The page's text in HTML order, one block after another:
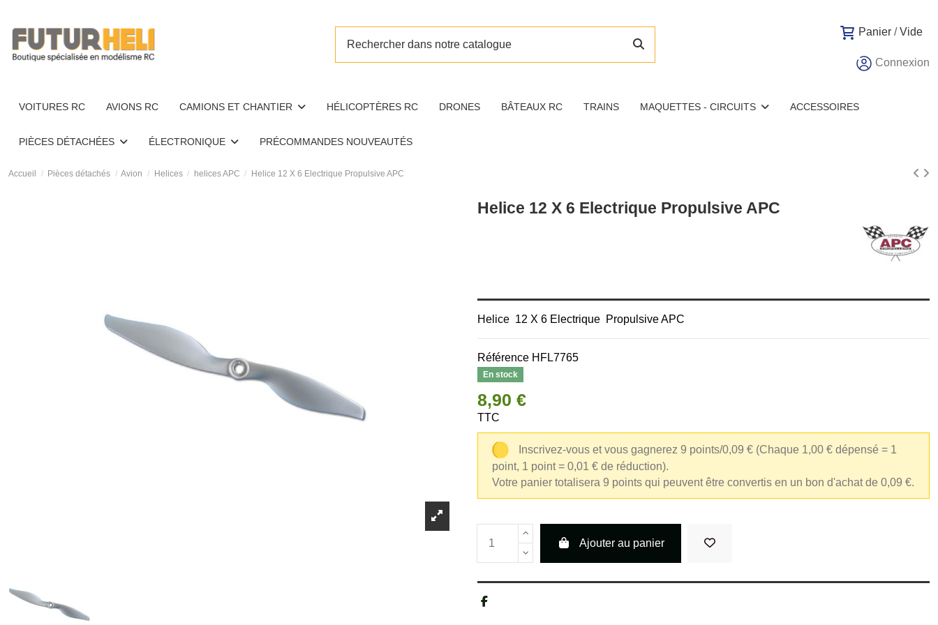
Panier /Vide
Connexion
VOITURES RC AVIONS RC CAMIONS ET CHANTIER HÉLICOPTÈRES RC DRONES BÂTEAUX RC TRAINS MAQUETTES - CIRCUITS ACCESSOIRES
PIÈCES DÉTACHÉES ÉLECTRONIQUE PRÉCOMMANDES NOUVEAUTÉS
Accueil Pièces détachés Avion Helices helices APC Helice 12 X 6 Electrique Propulsive APC
Helice 12 X 6 Electrique Propulsive APC
Helice 12 X 6 Electrique Propulsive APC
Référence HFL7765
En stock
8,90 €
TTC
Inscrivez-vous et vous gagnerez 9 points/0,09 € (Chaque 1,00 € dépensé = 1
point, 1 point = 0,01 € de réduction).
Votre panier totalisera 9 points qui peuvent être convertis en un bon d'achat de 0,09 €.
Ajouter au panier